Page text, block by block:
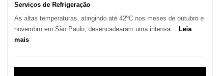
Serviços de Refrigeração
As altas temperaturas, atingindo até 42ºC nos meses de outubro e
novembro em São Paulo, desencadearam uma intensa… Leia
mais: